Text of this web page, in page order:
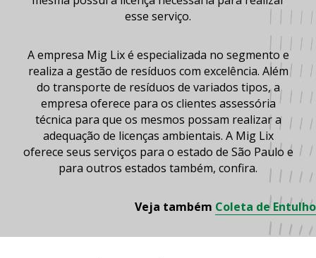
esse serviço.
A empresa Mig Lix é especializada no segmento e
realiza a gestão de resíduos com excelência. Além
do transporte de resíduos de variados tipos, a
empresa oferece para os clientes assessória
técnica para que os mesmos possam realizar a
adequação de licenças ambientais. A Mig Lix
oferece seus serviços para o estado de São Paulo e
para outros estados também, confira.
Veja também Coleta de Entulho